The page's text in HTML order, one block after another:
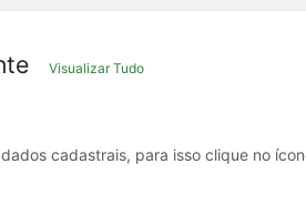
Visualizar Tudo
cadastrais, para isso clique no